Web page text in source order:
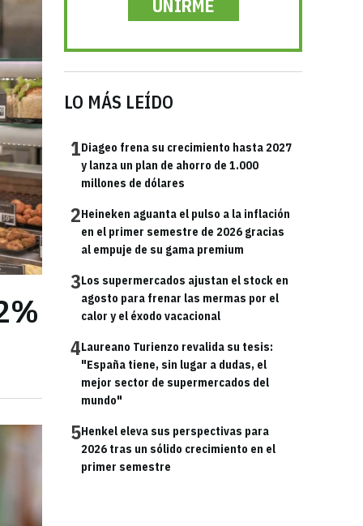
UNIRME
LO MÁS LEÍDO
1Diageo frena su crecimiento hasta 2027
y lanza un plan de ahorro de 1.000
millones de dólares
2Heineken aguanta el pulso a la inflación
en el primer semestre de 2026 gracias
al empuje de su gama premium
3Los supermercados ajustan el stock en
agosto para frenar las mermas por el
calor y el éxodo vacacional
4Laureano Turienzo revalida su tesis:
"España tiene, sin lugar a dudas, el
mejor sector de supermercados del
mundo"
5Henkel eleva sus perspectivas para
2026 tras un sólido crecimiento en el
primer semestre